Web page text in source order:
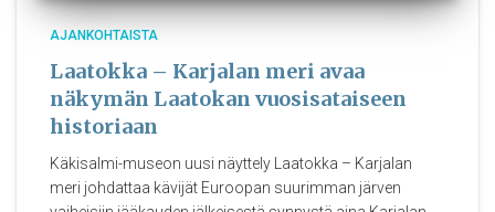
AJANKOHTAISTA
Laatokka – Karjalan meri avaa
näkymän Laatokan vuosisataiseen
historiaan
Käkisalmi-museon uusi näyttely Laatokka – Karjalan
meri johdattaa kävijät Euroopan suurimman järven